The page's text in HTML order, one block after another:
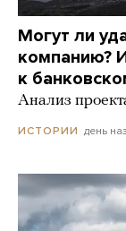
Могут ли
компанию?
к
Анализ
ИСТОРИИ день